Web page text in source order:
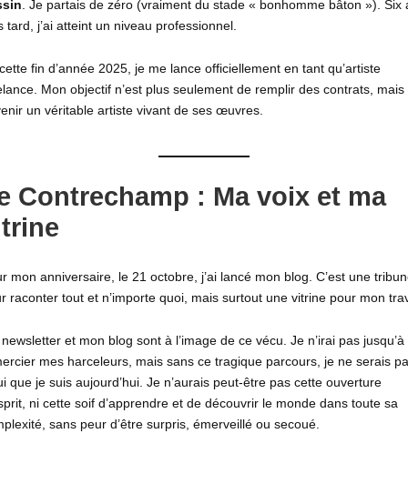
. Je partais de zéro (vraiment du stade « bonhomme bâton »). Six
tard, j’ai atteint un niveau professionnel.
fin d’année 2025, je me lance officiellement en tant qu’artiste
Mon objectif n’est plus seulement de remplir des contrats, mais
un véritable artiste vivant de ses œuvres.
Contrechamp : Ma voix et ma
mon anniversaire, le 21 octobre, j’ai lancé mon blog. C’est une
raconter tout et n’importe quoi, mais surtout une vitrine pour mon
newsletter et mon blog sont à l’image de ce vécu. Je n’irai pas jusqu’à
mes harceleurs, mais sans ce tragique parcours, je ne serais
que je suis aujourd’hui. Je n’aurais peut-être pas cette ouverture
ni cette soif d’apprendre et de découvrir le monde dans toute sa
sans peur d’être surpris, émerveillé ou secoué.